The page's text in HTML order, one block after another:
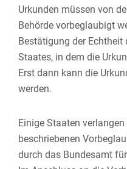
Urkunden müssen von
Behörde vorbeglaubigt
Bestätigung der
Staates, in dem die
Erst dann kann die
werden.
Einige Staaten
beschriebenen
durch das Bundesamt